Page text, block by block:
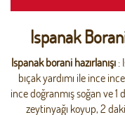
Ispanak
Ispanak borani hazırlanışı:
bıçak yardımı ile ince
ince doğranmış soğan ve 1
zeytinyağı koyup, 2